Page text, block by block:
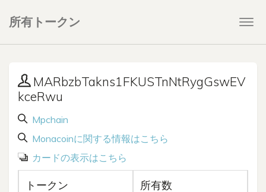
所有トークン
MARbzbTakns1FKUSTnNtRygGswEV
kceRwu
Mpchain
Monacoinに関する情報はこちら
カードの表示はこちら
トークン 所有数